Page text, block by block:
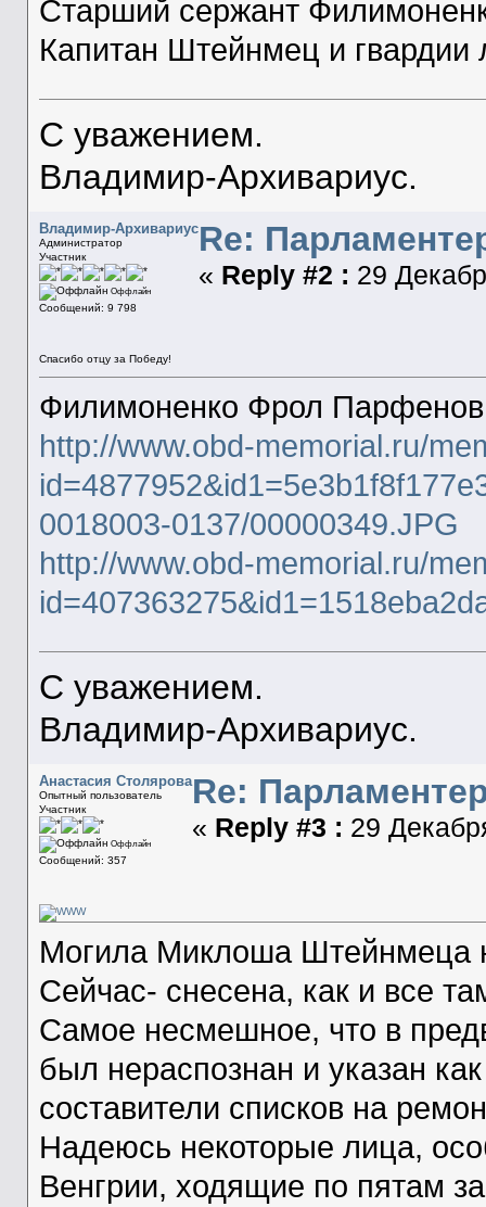
Старший сержант
Капитан Штейнмец и гвардии
С уважением.
Владимир-Архивариус.
Владимир-Архивариус
Администратор
Участник
Оффлайн
Сообщений: 9 798
Спасибо отцу за Победу!
Re:
« Reply #2 : 29
Филимоненко Фрол
http://www.obd-memorial.ru/
0018003-0137/00000349.JPG
http://www.obd-memorial.ru/
С уважением.
Владимир-Архивариус.
Анастасия Столярова
Опытный пользователь
Участник
Оффлайн
Сообщений: 357
Re:
« Reply #3 : 29
Могила Миклоша Штейнмеца
Сейчас- снесена, как и все
Самое несмешное, что в
был нераспознан и указан
составители списков на
Надеюсь некоторые лица,
Венгрии, ходящие по пятам